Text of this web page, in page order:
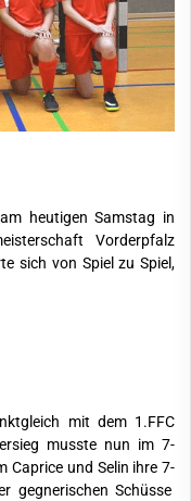
heutigen Samstag in
Vorderpfalz
sich von Spiel zu Spiel,
mit dem 1.FFC
musste nun im 7-
Caprice und Selin ihre 7-
gegnerischen Schüsse